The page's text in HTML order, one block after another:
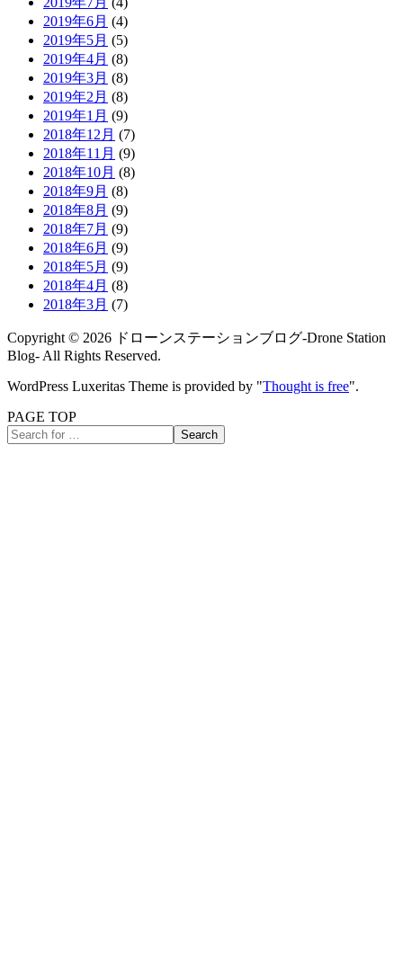
2019年6月 (4)
2019年5月 (5)
2019年4月 (8)
2019年3月 (8)
2019年2月 (8)
2019年1月 (9)
2018年12月 (7)
2018年11月 (9)
2018年10月 (8)
2018年9月 (8)
2018年8月 (9)
2018年7月 (9)
2018年6月 (9)
2018年5月 (9)
2018年4月 (8)
2018年3月 (7)
Copyright © 2026 ドローンステーションブログ-Drone Station
Blog-All Rights Reserved.
WordPress Luxeritas Theme is provided by "Thought is free".
PAGE TOP